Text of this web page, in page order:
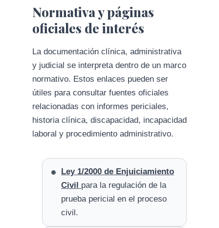
Normativa y páginas
oficiales de interés
La documentación clínica, administrativa
y judicial se interpreta dentro de un marco
normativo. Estos enlaces pueden ser
útiles para consultar fuentes oficiales
relacionadas con informes periciales,
historia clínica, discapacidad, incapacidad
laboral y procedimiento administrativo.
Ley 1/2000 de Enjuiciamiento
Civil para la regulación de la
prueba pericial en el proceso
civil.